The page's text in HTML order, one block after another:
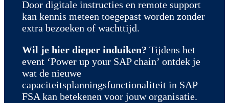
Door digitale instructies en remote support
kan kennis meteen toegepast worden zonder
extra bezoeken of wachttijd.
Wil je hier dieper induiken? Tijdens het
event ‘Power up your SAP chain’ ontdek je
wat de nieuwe
capaciteitsplanningsfunctionaliteit in SAP
FSA kan betekenen voor jouw organisatie.